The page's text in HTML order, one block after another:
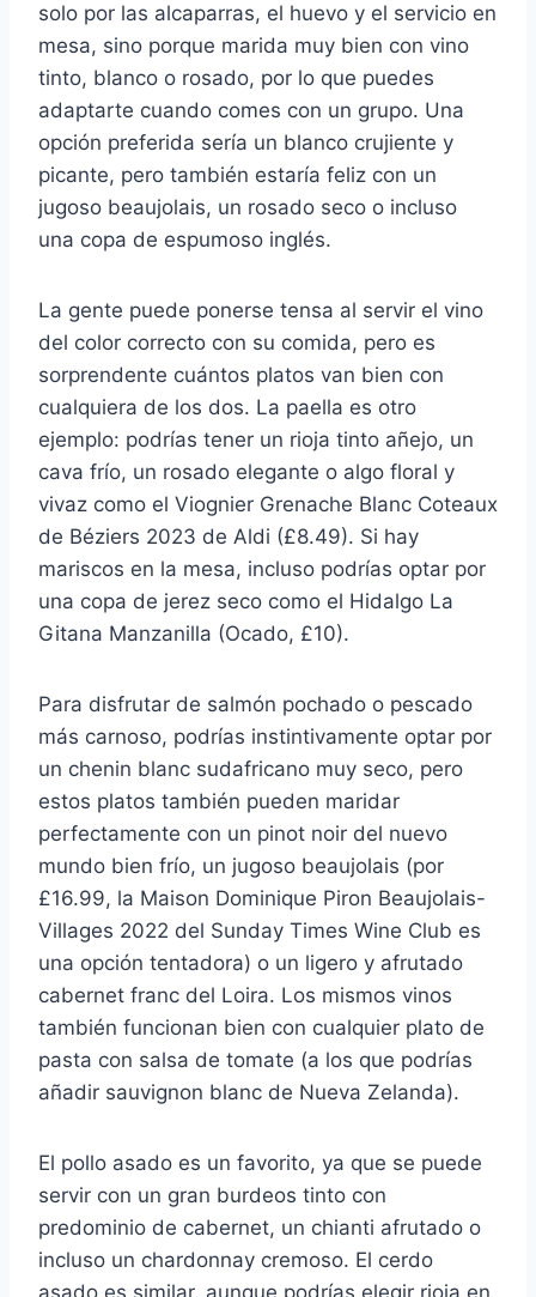
solo por las alcaparras, el huevo y el servicio en
mesa, sino porque marida muy bien con vino
tinto, blanco o rosado, por lo que puedes
adaptarte cuando comes con un grupo. Una
opción preferida sería un blanco crujiente y
picante, pero también estaría feliz con un
jugoso beaujolais, un rosado seco o incluso
una copa de espumoso inglés.
La gente puede ponerse tensa al servir el vino
del color correcto con su comida, pero es
sorprendente cuántos platos van bien con
cualquiera de los dos. La paella es otro
ejemplo: podrías tener un rioja tinto añejo, un
cava frío, un rosado elegante o algo floral y
vivaz como el Viognier Grenache Blanc Coteaux
de Béziers 2023 de Aldi (£8.49). Si hay
mariscos en la mesa, incluso podrías optar por
una copa de jerez seco como el Hidalgo La
Gitana Manzanilla (Ocado, £10).
Para disfrutar de salmón pochado o pescado
más carnoso, podrías instintivamente optar por
un chenin blanc sudafricano muy seco, pero
estos platos también pueden maridar
perfectamente con un pinot noir del nuevo
mundo bien frío, un jugoso beaujolais (por
£16.99, la Maison Dominique Piron Beaujolais-
Villages 2022 del Sunday Times Wine Club es
una opción tentadora) o un ligero y afrutado
cabernet franc del Loira. Los mismos vinos
también funcionan bien con cualquier plato de
pasta con salsa de tomate (a los que podrías
añadir sauvignon blanc de Nueva Zelanda).
El pollo asado es un favorito, ya que se puede
servir con un gran burdeos tinto con
predominio de cabernet, un chianti afrutado o
incluso un chardonnay cremoso. El cerdo